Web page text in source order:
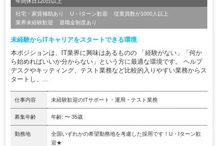
社宅・家賃補助あり U・Iターン歓迎
従業員数が1000人以上
業界未経験歓迎
退職金制度あり
未経験からITキャリアをスタートできる環境
本ポジションは、IT業界に興味はあるものの 「経験がない」「何か
ら始めればいいか分からない」という方に最適な環境です。 ヘルプ
デスクやキッティング、テスト業務など比較的入りやすい業務からス
タートし、...
仕事内容 未経験歓迎のITサポート・運用・テスト業務
募集年齢 年齢: 〜 35歳
勤務地
全国いずれかの希望勤務地を考慮した採用です！U・Iターン歓
迎★